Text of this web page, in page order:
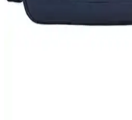
17.3 İnç Dizüstü Bilgisayar
Edilmesi Gerekenler ve En